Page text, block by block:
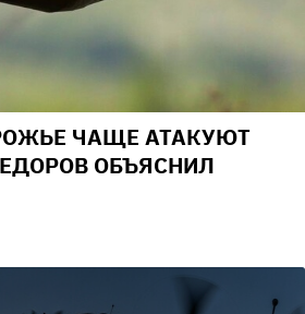
ЧАЩЕ АТАКУЮТ
ОБЪЯСНИЛ